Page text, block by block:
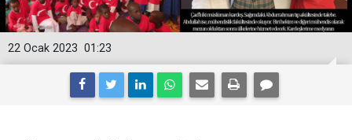
01:23
22 Ocak 2023